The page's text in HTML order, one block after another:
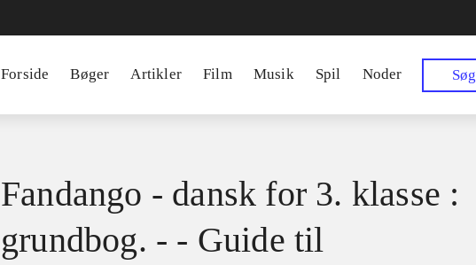
Forside Bøger Artikler Film Musik Spil Noder Søg
Fandango - dansk for 3. klasse :
grundbog. - - Guide til